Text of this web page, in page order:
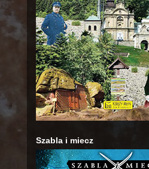
Szabla i miecz